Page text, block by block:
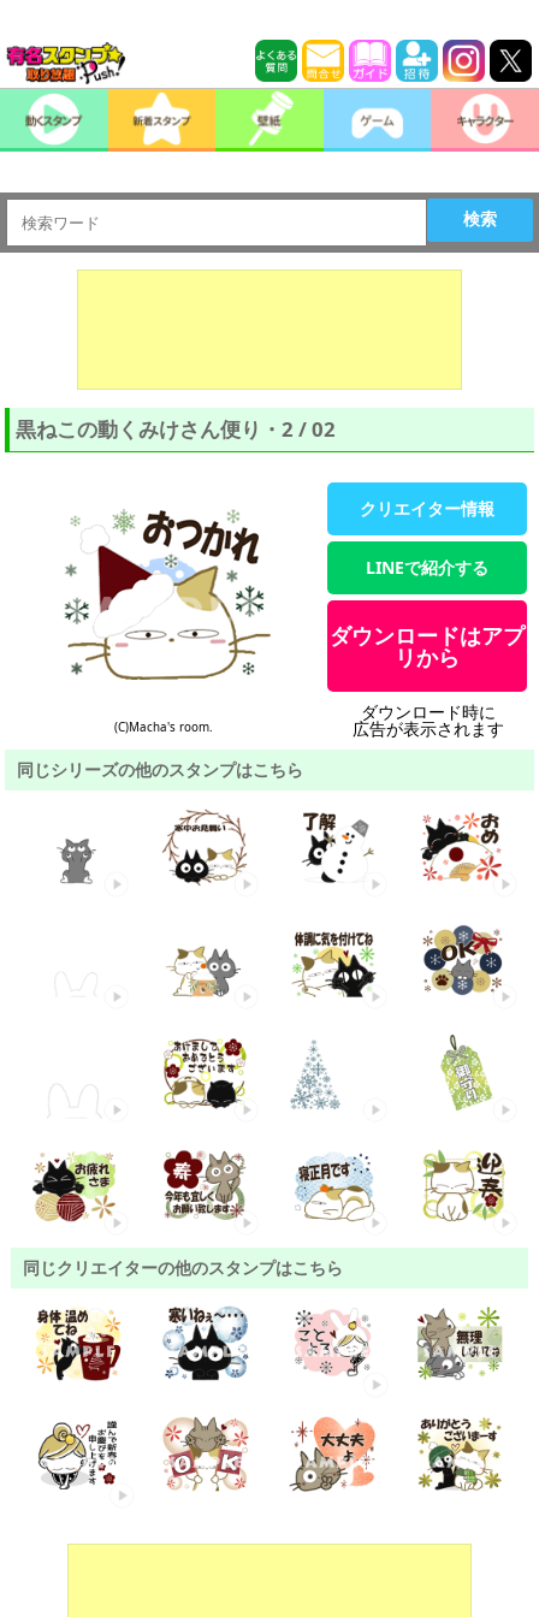
検索
黒ねこの動くみけさん便り・2 / 02
(C)Macha's room.
クリエイター情報
LINEで紹介する
ダウンロードはアプ
リから
ダウンロード時に
広告が表示されます
同じシリーズの他のスタンプはこちら
同じクリエイターの他のスタンプはこちら